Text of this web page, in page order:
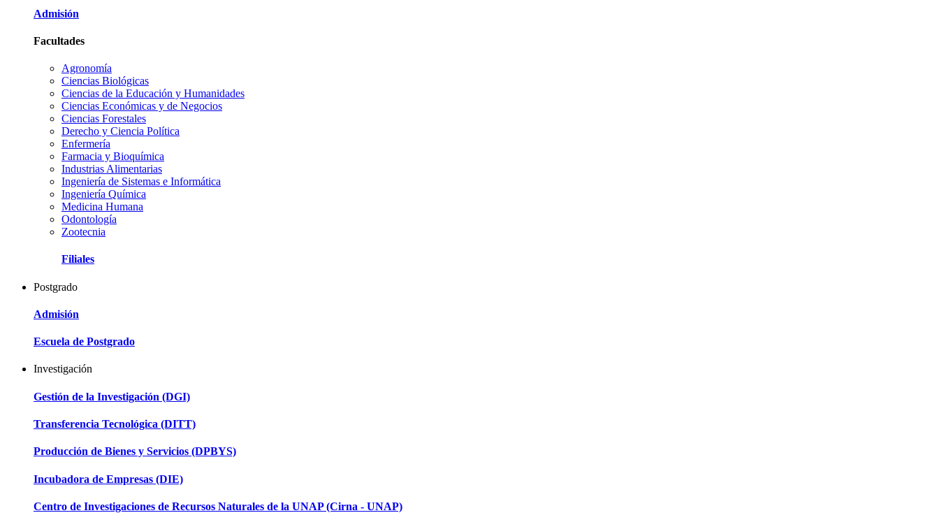
Admisión
Facultades
Agronomía
Ciencias Biológicas
Ciencias de la Educación y Humanidades
Ciencias Económicas y de Negocios
Ciencias Forestales
Derecho y Ciencia Política
Enfermería
Farmacia y Bioquímica
Industrias Alimentarias
Ingeniería de Sistemas e Informática
Ingeniería Química
Medicina Humana
Odontología
Zootecnia
Filiales
Postgrado
Admisión
Escuela de Postgrado
Investigación
Gestión de la Investigación (DGI)
Transferencia Tecnológica (DITT)
Producción de Bienes y Servicios (DPBYS)
Incubadora de Empresas (DIE)
Centro de Investigaciones de Recursos Naturales de la UNAP (Cirna - UNAP)